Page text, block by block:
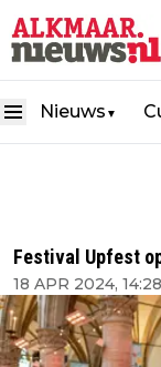
Nieuws ▼
Festival Upfest
18 APR 2024, 14:28